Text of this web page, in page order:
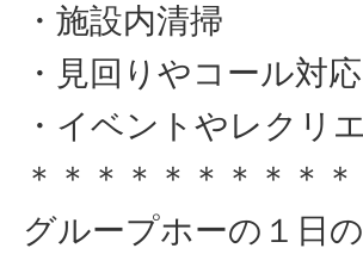
・施設内清掃
・見回りやコール対応
・イベントやレクリ
＊＊＊＊＊＊＊＊＊＊
グループホーの１日